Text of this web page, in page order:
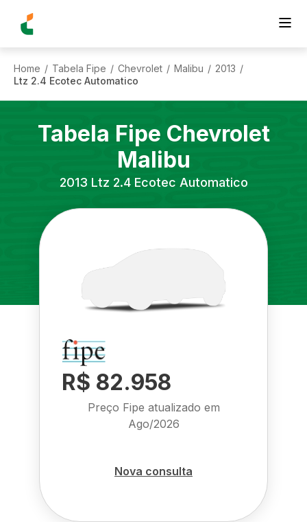
Home / Tabela Fipe / Chevrolet / Malibu / 2013 /
Ltz 2.4 Ecotec Automatico
Tabela Fipe Chevrolet
Malibu
2013 Ltz 2.4 Ecotec Automatico
R$ 82.958
Preço Fipe atualizado em
Ago/2026
Nova consulta